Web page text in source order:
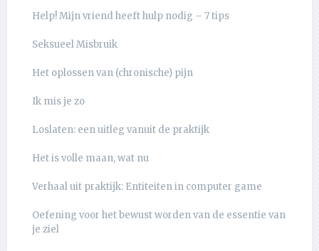
Help! Mijn vriend heeft hulp nodig – 7 tips
Seksueel Misbruik
Het oplossen van (chronische) pijn
Ik mis je zo
Loslaten: een uitleg vanuit de praktijk
Het is volle maan, wat nu
Verhaal uit praktijk: Entiteiten in computer game
Oefening voor het bewust worden van de essentie van
je ziel